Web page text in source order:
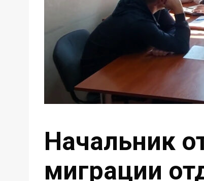
Начальник
миграции